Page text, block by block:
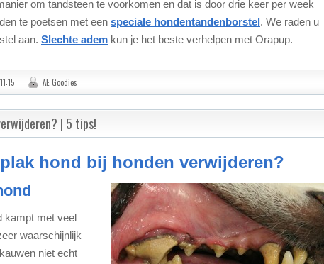
om tandsteen te voorkomen en dat is door drie keer per week
te poetsen met een speciale hondentandenborstel. We raden u
aan. Slechte adem kun je het beste verhelpen met Orapup.
AE Goodies
| 5 tips!
hond bij honden verwijderen?
kampt met veel
waarschijnlijk
niet echt